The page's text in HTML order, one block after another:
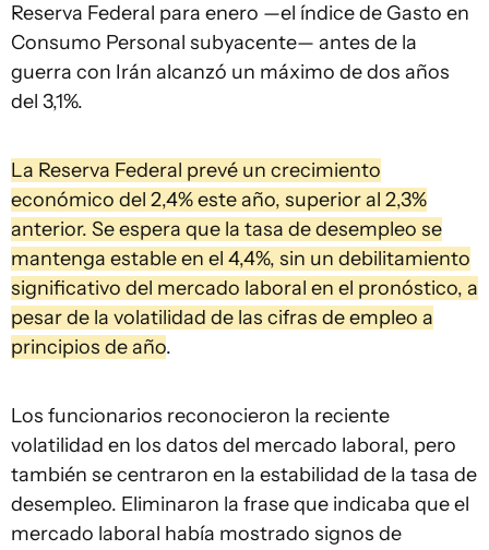
Reserva Federal para enero —el índice de Gasto en
Consumo Personal subyacente— antes de la
guerra con Irán alcanzó un máximo de dos años
del 3,1%.
La Reserva Federal prevé un crecimiento
económico del 2,4% este año, superior al 2,3%
anterior. Se espera que la tasa de desempleo se
mantenga estable en el 4,4%, sin un debilitamiento
significativo del mercado laboral en el pronóstico, a
pesar de la volatilidad de las cifras de empleo a
principios de año.
Los funcionarios reconocieron la reciente
volatilidad en los datos del mercado laboral, pero
también se centraron en la estabilidad de la tasa de
desempleo. Eliminaron la frase que indicaba que el
mercado laboral había mostrado signos de